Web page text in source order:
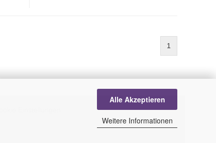
Alle Akzeptieren
Weitere Informationen
1